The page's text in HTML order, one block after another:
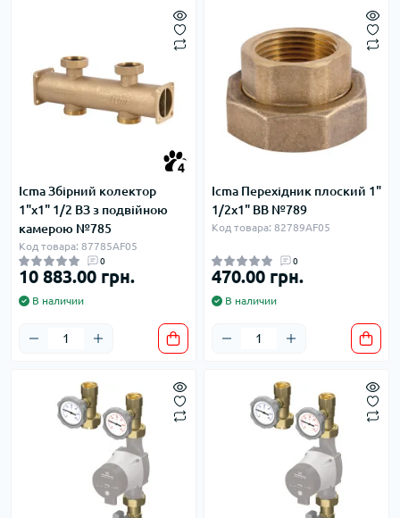
4
Icma Збірний колектор
1"х1" 1/2 ВЗ з подвійною
камерою №785
Код товара: 87785AF05
0
10 883.00 грн.
В наличии
Icma Перехідник плоский 1"
1/2х1" ВВ №789
Код товара: 82789AF05
0
470.00 грн.
В наличии